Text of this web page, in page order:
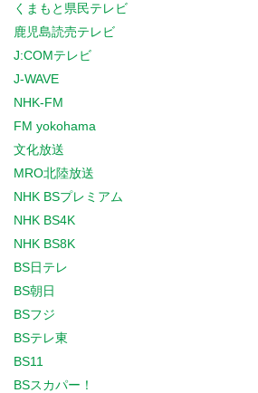
くまもと県民テレビ
鹿児島読売テレビ
J:COMテレビ
J-WAVE
NHK-FM
FM yokohama
文化放送
MRO北陸放送
NHK BSプレミアム
NHK BS4K
NHK BS8K
BS日テレ
BS朝日
BSフジ
BSテレ東
BS11
BSスカパー！